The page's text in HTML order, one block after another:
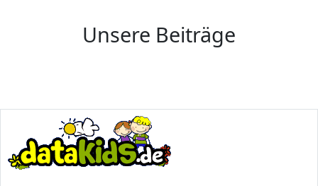
Unsere Beiträge